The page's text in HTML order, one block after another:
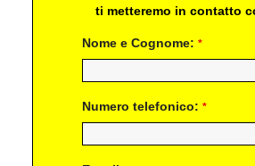
ti metteremo in contatto
Nome e Cognome: *
Numero telefonico: *